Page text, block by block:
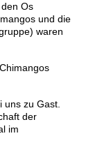
Os
und die
waren
uns zu Gast.
der
im